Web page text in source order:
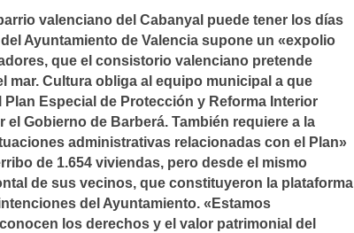
valenciano del Cabanyal puede tener los dí­as
Ayuntamiento de Valencia supone un «expolio
que el consistorio valenciano pretende
mar. Cultura obliga al equipo municipal a que
Especial de Protección y Reforma Interior
Gobierno de Barberá. También requiere a la
administrativas relacionadas con el Plan»
de 1.654 viviendas, pero desde el mismo
de sus vecinos, que constituyeron la plataforma
del Ayuntamiento. «Estamos
los derechos y el valor patrimonial del